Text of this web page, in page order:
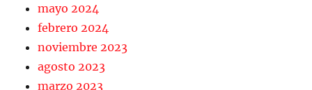
mayo 2024
febrero 2024
noviembre 2023
agosto 2023
marzo 2023